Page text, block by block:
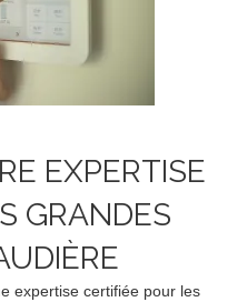
EXPERTISE
GRANDES
expertise certifiée pour les